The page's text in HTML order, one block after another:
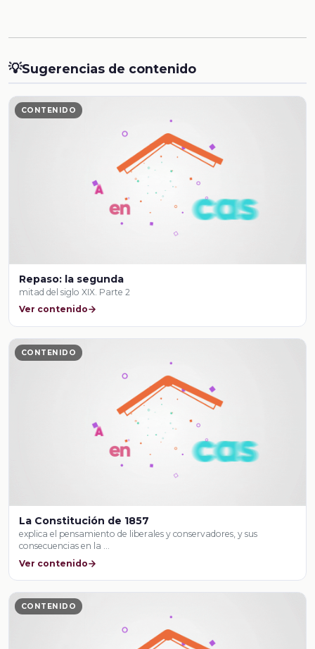
💡Sugerencias de contenido
CONTENIDO
Repaso: la segunda
mitad del siglo XIX. Parte 2
Ver contenido
CONTENIDO
La Constitución de 1857
explica el pensamiento de liberales y conservadores, y sus
consecuencias en la …
Ver contenido
CONTENIDO